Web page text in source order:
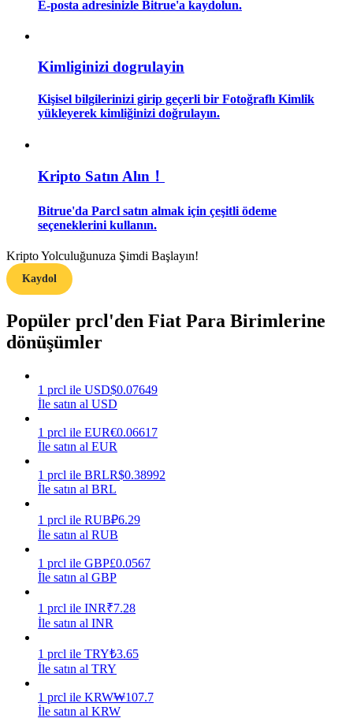
Vadeli İşlemler Başlangıç Kılavuzu
Ticaret stratejileri
Nasıl kârlı kalabileceğinizi öğrenin
Kazan
Power Piggy
Günlük rekabetçi ödüller kazanın
E-posta adresinizle Bitrue'a kaydolun.
Kimliginizi dogrulayin
Kişisel bilgilerinizi girip geçerli bir Fotoğraflı Kimlik
yükleyerek kimliğinizi doğrulayın.
Kripto Satın Alın！
Bitrue'da Parcl satın almak için çeşitli ödeme
seçeneklerini kullanın.
Kripto Yolculuğunuza Şimdi Başlayın!
Kaydol
Popüler prcl'den Fiat Para Birimlerine
dönüşümler
1 prcl ile USD$0.07649
İle satın al USD
1 prcl ile EUR€0.06617
İle satın al EUR
1 prcl ile BRLR$0.38992
İle satın al BRL
1 prcl ile RUB₽6.29
İle satın al RUB
1 prcl ile GBP£0.0567
İle satın al GBP
1 prcl ile INR₹7.28
İle satın al INR
1 prcl ile TRY₺3.65
İle satın al TRY
1 prcl ile KRW₩107.7
İle satın al KRW